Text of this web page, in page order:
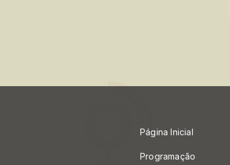
Página Inicial
Programação